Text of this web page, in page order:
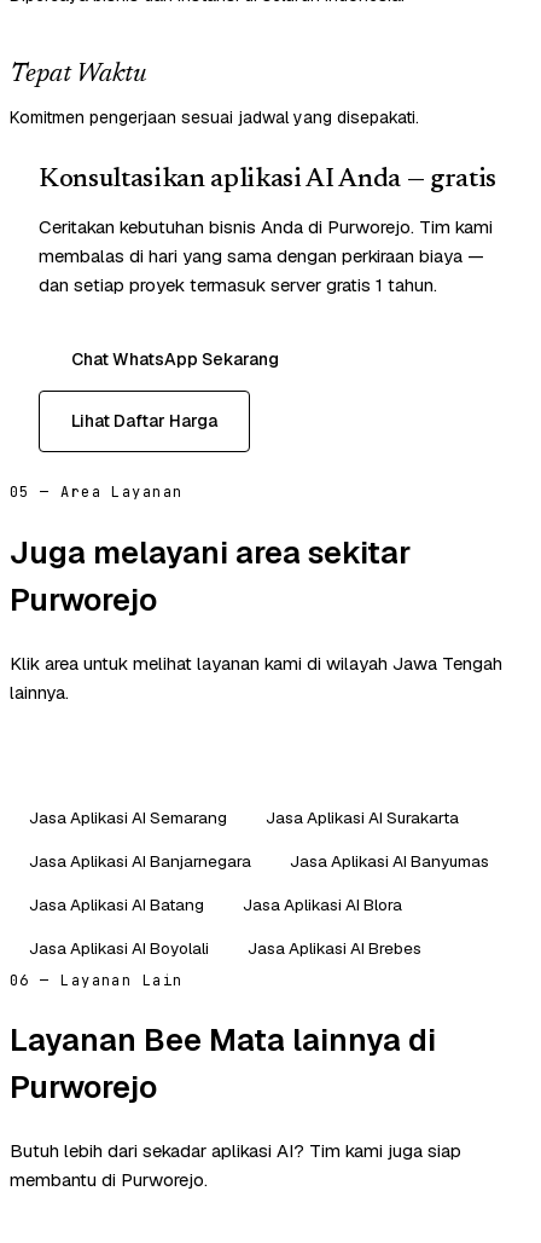
Tepat Waktu
Komitmen pengerjaan sesuai jadwal yang disepakati.
Konsultasikan aplikasi AI Anda — gratis
Ceritakan kebutuhan bisnis Anda di Purworejo. Tim kami
membalas di hari yang sama dengan perkiraan biaya —
dan setiap proyek termasuk server gratis 1 tahun.
Chat WhatsApp Sekarang
Lihat Daftar Harga
05 — Area Layanan
Juga melayani area sekitar
Purworejo
Klik area untuk melihat layanan kami di wilayah Jawa Tengah
lainnya.
Jasa Aplikasi AI Semarang
Jasa Aplikasi AI Surakarta
Jasa Aplikasi AI Banjarnegara
Jasa Aplikasi AI Banyumas
Jasa Aplikasi AI Batang
Jasa Aplikasi AI Blora
Jasa Aplikasi AI Boyolali
Jasa Aplikasi AI Brebes
06 — Layanan Lain
Layanan Bee Mata lainnya di
Purworejo
Butuh lebih dari sekadar aplikasi AI? Tim kami juga siap
membantu di Purworejo.